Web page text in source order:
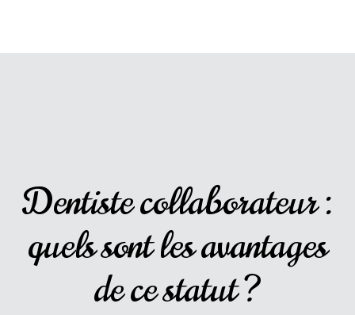
Dentiste collaborateur :
quels sont les avantages
de ce statut ?